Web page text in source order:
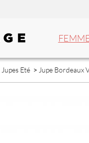
Jupes Eté > Jupe Bordeaux